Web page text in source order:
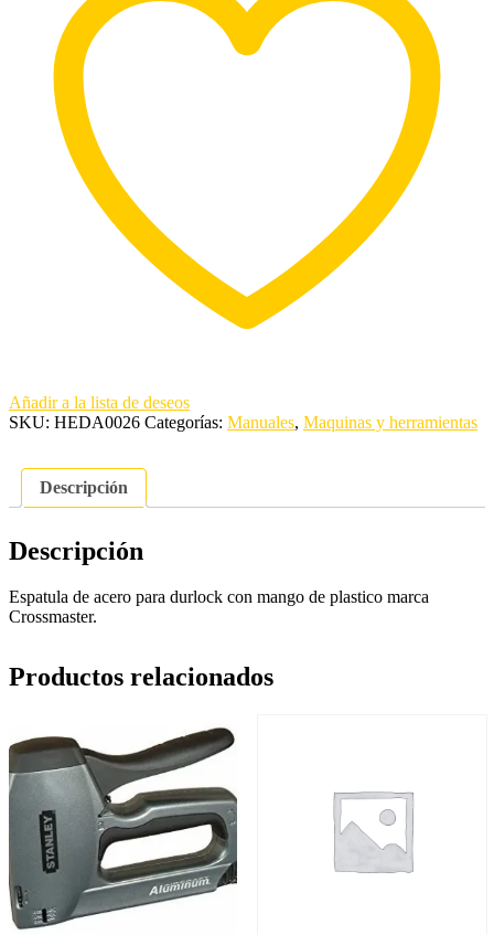
Añadir a la lista de deseos
SKU: HEDA0026 Categorías: Manuales, Maquinas y herramientas
Descripción
Descripción
Espatula de acero para durlock con mango de plastico marca
Crossmaster.
Productos relacionados